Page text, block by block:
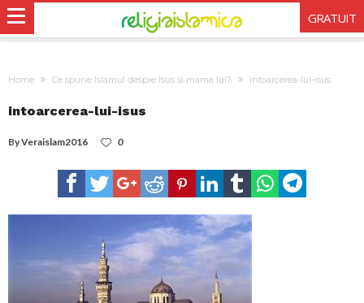
GRATUIT
Home Ce spune Islamul despre Isus și mama lui? intoarcerea-lui-isus
intoarcerea-lui-isus
ByVeraislam2016 0